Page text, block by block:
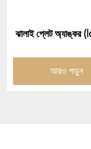
ঝালাই প্লেট অ্যাঙ্কর
আরও পড়ুন